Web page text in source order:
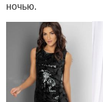
ночью.